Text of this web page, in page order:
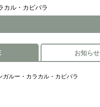
カル・カピバラ
お知らせ
ガルー・カラカル・カピバラ